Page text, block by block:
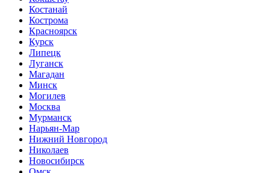
Костанай
Кострома
Красноярск
Курск
Липецк
Луганск
Магадан
Минск
Могилев
Москва
Мурманск
Нарьян-Мар
Нижний Новгород
Николаев
Новосибирск